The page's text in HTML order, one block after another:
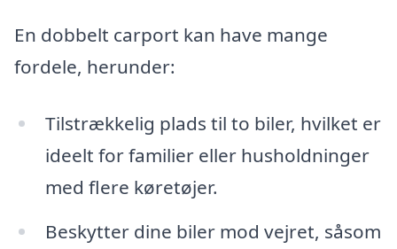
En dobbelt carport kan have mange
fordele, herunder:
Tilstrækkelig plads til to biler, hvilket er
ideelt for familier eller husholdninger
med flere køretøjer.
Beskytter dine biler mod vejret, såsom